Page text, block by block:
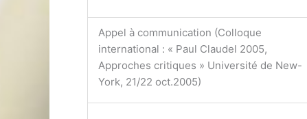
Appel à communication (Colloque
international : « Paul Claudel 2005,
Approches critiques » Université de New-
York, 21/22 oct.2005)